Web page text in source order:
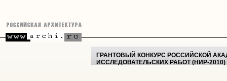
ГРАНТОВЫЙ КОНКУРС РОССИЙСКОЙ
ИССЛЕДОВАТЕЛЬСКИХ РАБОТ (НИР-2010)